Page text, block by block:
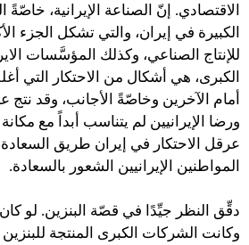
الاقتصادي. إنّ الصناعة الإيرانية،
الكبيرة في إيران، والتي تشكل الجزء
للإنتاج الصناعي، وكذلك المؤسَّسات
الكبرى، هي أشكال من الاحتكار التي
أمام الآخرين وخاصّةً الأجانب، وقد
ورضا الإيرانيين لم يتناسب أبداً مع
عرقل الاحتكار في إيران طريق
المواطنين الإيرانيين الشعور بالسعادة.
دقِّق النظر جيِّدًا في قصّة البنزين. لو
وكانت الشركات الكبرى المنتجة